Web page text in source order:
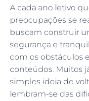
A cada ano letivo
preocupações se
buscam construir
segurança e
com os obstáculos
conteúdos. Muitos
simples ideia de
lembram-se das